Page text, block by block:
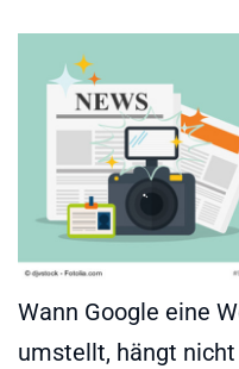
Wann Google eine
umstellt, hängt